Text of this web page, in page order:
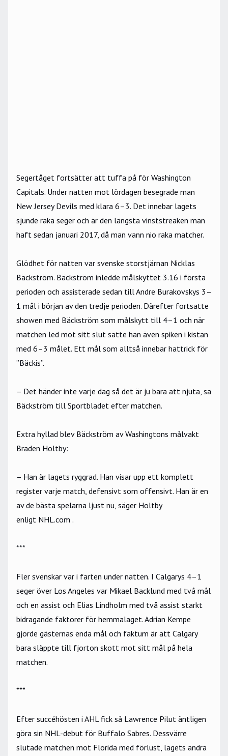
Segertåget fortsätter att tuffa på för Washington
Capitals. Under natten mot lördagen besegrade man
New Jersey Devils med klara 6–3. Det innebar lagets
sjunde raka seger och är den längsta vinststreaken man
haft sedan januari 2017, då man vann nio raka matcher.
Glödhet för natten var svenske storstjärnan Nicklas
Bäckström. Bäckström inledde målskyttet 3.16 i första
perioden och assisterade sedan till Andre Burakovskys 3–
1 mål i början av den tredje perioden. Därefter fortsatte
showen med Bäckström som målskytt till 4–1 och när
matchen led mot sitt slut satte han även spiken i kistan
med 6–3 målet. Ett mål som alltså innebar hattrick för
”Bäckis”.
– Det händer inte varje dag så det är ju bara att njuta, sa
Bäckström till Sportbladet efter matchen.
Extra hyllad blev Bäckström av Washingtons målvakt
Braden Holtby:
– Han är lagets ryggrad. Han visar upp ett komplett
register varje match, defensivt som offensivt. Han är en
av de bästa spelarna ljust nu, säger Holtby
enligt NHL.com .
***
Fler svenskar var i farten under natten. I Calgarys 4–1
seger över Los Angeles var Mikael Backlund med två mål
och en assist och Elias Lindholm med två assist starkt
bidragande faktorer för hemmalaget. Adrian Kempe
gjorde gästernas enda mål och faktum är att Calgary
bara släppte till fjorton skott mot sitt mål på hela
matchen.
***
Efter succéhösten i AHL fick så Lawrence Pilut äntligen
göra sin NHL-debut för Buffalo Sabres. Dessvärre
slutade matchen mot Florida med förlust, lagets andra